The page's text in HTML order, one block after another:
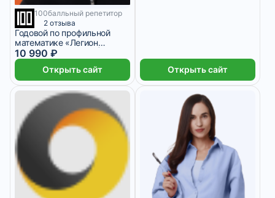
9 месяцев
100балльный репетитор
2 отзыва
Годовой по профильной
математике «Легион
Ильича» с Ильичом |
ЕГЭ-2026/2027
10 990 ₽
Открыть сайт Открыть сайт